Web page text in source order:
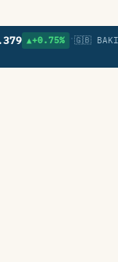
▲+0.75% •🇬🇧 BAKIR